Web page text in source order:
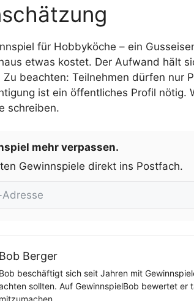
für Hobbyköche – ein
etwas kostet. Der Aufwand hält
Zu beachten: Teilnehmen dürfen nur
ist ein öffentliches Profil
schreiben.
mehr verpassen.
Gewinnspiele direkt ins Postfach.
Bob Berger
Bob beschäftigt sich seit Jahren mit
sollten. Auf GewinnspielBob bewertet